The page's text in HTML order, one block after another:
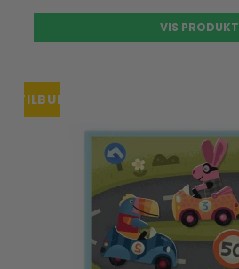
VIS PRODUKT
TILBUD